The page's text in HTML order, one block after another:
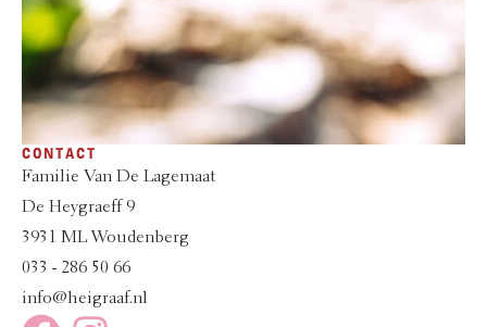
CONTACT
Familie Van De Lagemaat
De Heygraeff 9
3931 ML Woudenberg
033 - 286 50 66
info@heigraaf.nl